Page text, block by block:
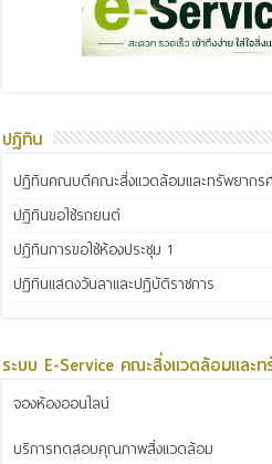
ปฏิทิน
ปฏิทินคณบดีคณะสิ่งแวดล้อมและทรัพยากร
ปฏิทินขอใช้รถยนต์
ปฏิทินการขอใช้ห้องประชุม 1
ปฏิทินแสดงวันลาและปฏิบัติราชการ
ระบบ E-Service คณะสิ่งแวดล้อมและ
จองห้องออนไลน์
บริการทดสอบคุณภาพสิ่งแวดล้อม